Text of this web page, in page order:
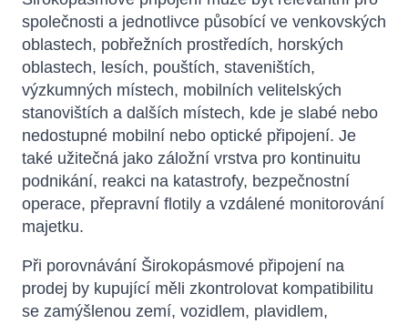
společnosti a jednotlivce působící ve venkovských
oblastech, pobřežních prostředích, horských
oblastech, lesích, pouštích, staveništích,
výzkumných místech, mobilních velitelských
stanovištích a dalších místech, kde je slabé nebo
nedostupné mobilní nebo optické připojení. Je
také užitečná jako záložní vrstva pro kontinuitu
podnikání, reakci na katastrofy, bezpečnostní
operace, přepravní flotily a vzdálené monitorování
majetku.
Při porovnávání Širokopásmové připojení na
prodej by kupující měli zkontrolovat kompatibilitu
se zamýšlenou zemí, vozidlem, plavidlem,